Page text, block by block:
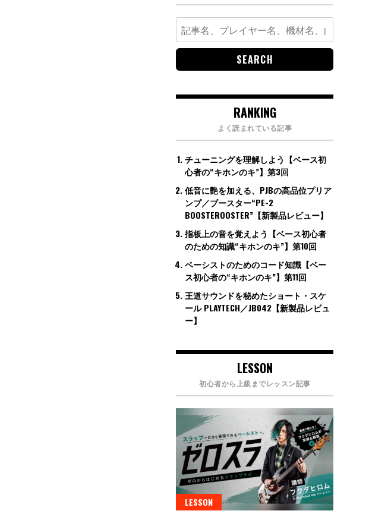
Search
for:
RANKING
よく読まれている記事
チューニングを理解しよう【ベース初
心者の“キホンのキ”】第3回
低音に艶を加える、PJBの高品位プリア
ンプ／ブースター“PE-2
BOOSTEROOSTER”【新製品レビュー】
指板上の音を覚えよう【ベース初心者
のための知識“キホンのキ”】第10回
ベーシストのためのコード知識【ベー
ス初心者の“キホンのキ”】第11回
王道サウンドを秘めたショート・スケ
ール PLAYTECH／JB042【新製品レビュ
ー】
LESSON
初心者から上級までレッスン記事
LESSON